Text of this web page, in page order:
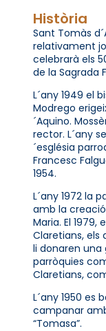
Història
Sant Tomàs
relativament
celebrarà els
de la Sagrada
L´any 1949 el
Modrego
´Aquino.
rector. L´any
´església
Francesc
1954.
L´any 1972 la
amb la
Maria. El
Claretians, els
li donaren una
parròquies
Claretians,
L´any 1950 es
campanar
“Tomasa”.